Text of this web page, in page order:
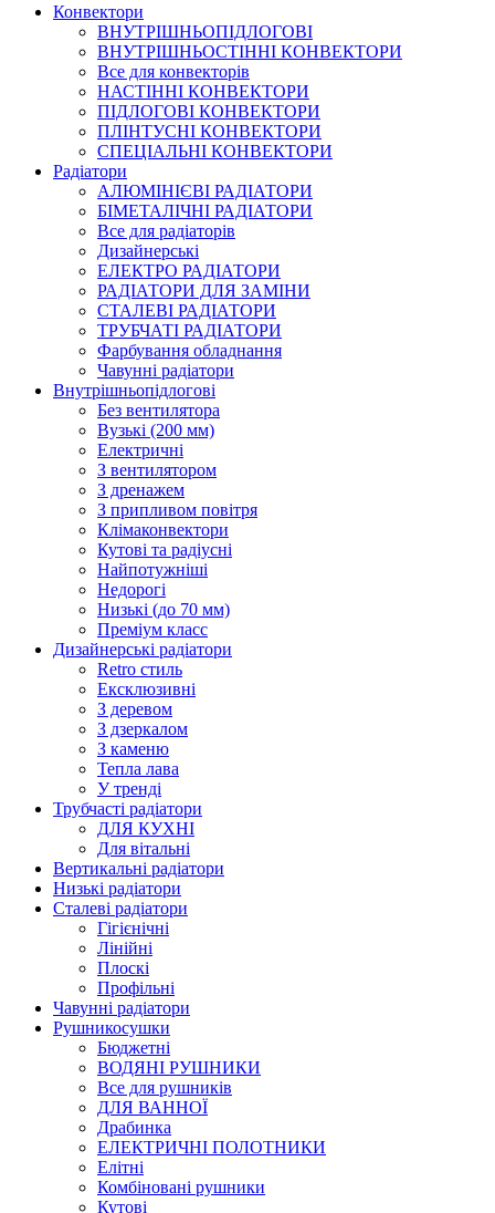
Конвектори
ВНУТРІШНЬОПІДЛОГОВІ
ВНУТРІШНЬОСТІННІ КОНВЕКТОРИ
Все для конвекторів
НАСТІННІ КОНВЕКТОРИ
ПІДЛОГОВІ КОНВЕКТОРИ
ПЛІНТУСНІ КОНВЕКТОРИ
СПЕЦІАЛЬНІ КОНВЕКТОРИ
Радіатори
АЛЮМІНІЄВІ РАДІАТОРИ
БІМЕТАЛІЧНІ РАДІАТОРИ
Все для радіаторів
Дизайнерські
ЕЛЕКТРО РАДІАТОРИ
РАДІАТОРИ ДЛЯ ЗАМІНИ
СТАЛЕВІ РАДІАТОРИ
ТРУБЧАТІ РАДІАТОРИ
Фарбування обладнання
Чавунні радіатори
Внутрішньопідлогові
Без вентилятора
Вузькі (200 мм)
Електричні
З вентилятором
З дренажем
З припливом повітря
Клімаконвектори
Кутові та радіусні
Найпотужніші
Недорогі
Низькі (до 70 мм)
Преміум класс
Дизайнерські радіатори
Retro стиль
Ексклюзивні
З деревом
З дзеркалом
З каменю
Тепла лава
У тренді
Трубчасті радіатори
ДЛЯ КУХНІ
Для вітальні
Вертикальні радіатори
Низькі радіатори
Сталеві радіатори
Гігієнічні
Лінійні
Плоскі
Профільні
Чавунні радіатори
Рушникосушки
Бюджетні
ВОДЯНІ РУШНИКИ
Все для рушників
ДЛЯ ВАННОЇ
Драбинка
ЕЛЕКТРИЧНІ ПОЛОТНИКИ
Елітні
Комбіновані рушники
Кутові